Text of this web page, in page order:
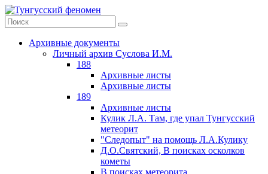
Архивные документы
Личный архив Суслова И.М.
188
Архивные листы
Архивные листы
189
Архивные листы
Кулик Л.А. Там, где упал Тунгусский
метеорит
"Следопыт" на помощь Л.А.Кулику
Д.О.Святский, В поисках осколков
кометы
В поисках метеорита